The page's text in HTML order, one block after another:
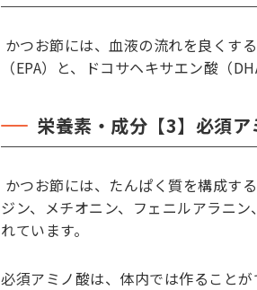
かつお節には、血液の流れを良くす
（EPA）と、ドコサヘキサエン酸（
栄養素・成分【3】必須ア
かつお節には、たんぱく質を構成す
ジン、メチオニン、フェニルアラニ
れています。
必須アミノ酸は、体内では作ること